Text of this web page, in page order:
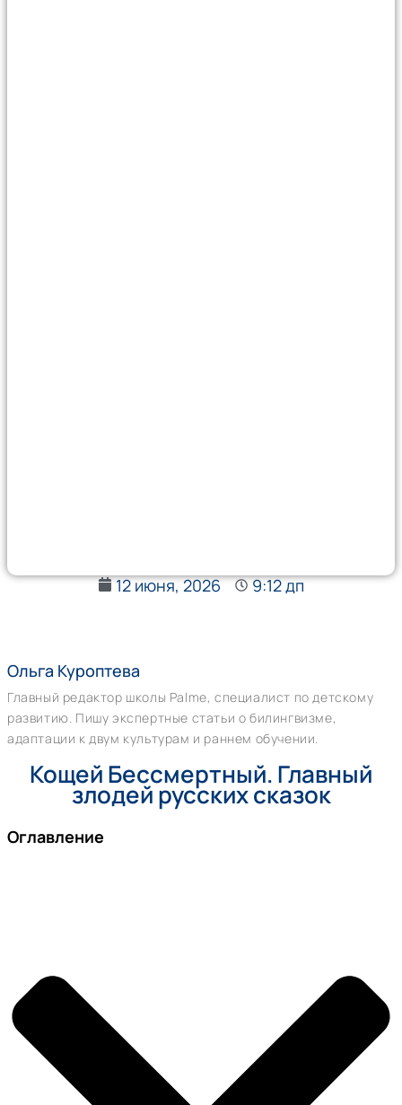
12 июня, 2026 9:12 дп
Ольга Куроптева
Главный редактор школы Palme, специалист по детскому
развитию. Пишу экспертные статьи о билингвизме,
адаптации к двум культурам и раннем обучении.
Кощей Бессмертный. Главный
злодей русских сказок
Оглавление